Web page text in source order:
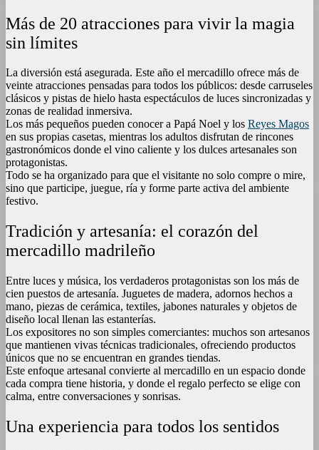
Más de 20 atracciones para vivir la magia
sin límites
La diversión está asegurada. Este año el mercadillo ofrece más de
veinte atracciones pensadas para todos los públicos: desde carruseles
clásicos y pistas de hielo hasta espectáculos de luces sincronizadas y
zonas de realidad inmersiva.
Los más pequeños pueden conocer a Papá Noel y los Reyes Magos
en sus propias casetas, mientras los adultos disfrutan de rincones
gastronómicos donde el vino caliente y los dulces artesanales son
protagonistas.
Todo se ha organizado para que el visitante no solo compre o mire,
sino que participe, juegue, ría y forme parte activa del ambiente
festivo.
Tradición y artesanía: el corazón del
mercadillo madrileño
Entre luces y música, los verdaderos protagonistas son los más de
cien puestos de artesanía. Juguetes de madera, adornos hechos a
mano, piezas de cerámica, textiles, jabones naturales y objetos de
diseño local llenan las estanterías.
Los expositores no son simples comerciantes: muchos son artesanos
que mantienen vivas técnicas tradicionales, ofreciendo productos
únicos que no se encuentran en grandes tiendas.
Este enfoque artesanal convierte al mercadillo en un espacio donde
cada compra tiene historia, y donde el regalo perfecto se elige con
calma, entre conversaciones y sonrisas.
Una experiencia para todos los sentidos